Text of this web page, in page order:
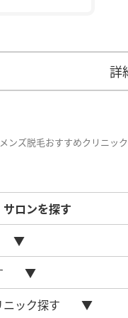
詳
ンズ脱毛おすすめクリニッ
ロンを探す
ック探す